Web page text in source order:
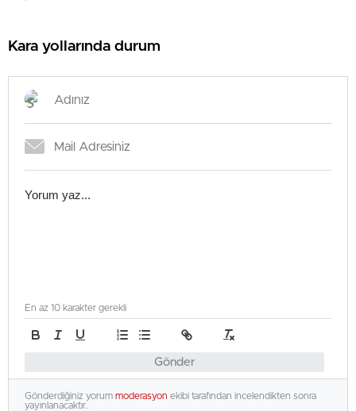
Kara yollarında durum
Gönder
En az 10 karakter gerekli
Gönderdiğiniz yorum moderasyon ekibi tarafından incelendikten sonra
yayınlanacaktır.